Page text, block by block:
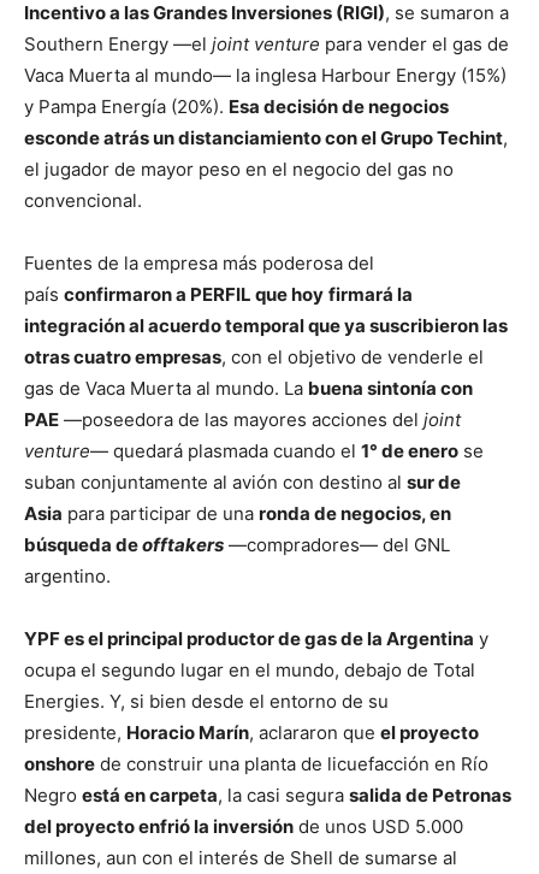
Incentivo a las Grandes Inversiones (RIGI), se sumaron a
Southern Energy —el joint venture para vender el gas de
Vaca Muerta al mundo— la inglesa Harbour Energy (15%)
y Pampa Energía (20%). Esa decisión de negocios
esconde atrás un distanciamiento con el Grupo Techint,
el jugador de mayor peso en el negocio del gas no
convencional.
Fuentes de la empresa más poderosa del
país confirmaron a PERFIL que hoy firmará la
integración al acuerdo temporal que ya suscribieron las
otras cuatro empresas, con el objetivo de venderle el
gas de Vaca Muerta al mundo. La buena sintonía con
PAE —poseedora de las mayores acciones del joint
venture— quedará plasmada cuando el 1° de enero se
suban conjuntamente al avión con destino al sur de
Asia para participar de una ronda de negocios, en
búsqueda deofftakers —compradores— del GNL
argentino.
YPF es el principal productor de gas de la Argentina y
ocupa el segundo lugar en el mundo, debajo de Total
Energies. Y, si bien desde el entorno de su
presidente, Horacio Marín, aclararon que el proyecto
onshore de construir una planta de licuefacción en Río
Negro está en carpeta, la casi segura salida de Petronas
del proyecto enfrió la inversión de unos USD 5.000
millones, aun con el interés de Shell de sumarse al